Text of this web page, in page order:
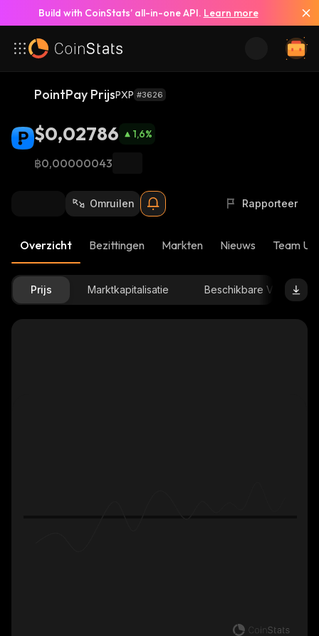
Build with CoinStats’ all-in-one API. Learn more
PointPay PrijsPXP #3626
$0,02786 1,6%
฿0,00000043
Omruilen Rapporteer
Overzicht Bezittingen Markten Nieuws Team
Prijs Marktkapitalisatie Beschikbare Voorraad